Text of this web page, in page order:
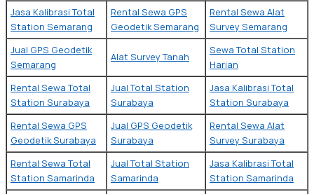
Jasa Kalibrasi Total
Station Semarang
Rental Sewa GPS
Geodetik Semarang
Rental Sewa Alat
Survey Semarang
Jual GPS Geodetik
Semarang
Alat Survey Tanah
Sewa Total Station
Harian
Rental Sewa Total
Station Surabaya
Jual Total Station
Surabaya
Jasa Kalibrasi Total
Station Surabaya
Rental Sewa GPS
Geodetik Surabaya
Jual GPS Geodetik
Surabaya
Rental Sewa Alat
Survey Surabaya
Rental Sewa Total
Station Samarinda
Jual Total Station
Samarinda
Jasa Kalibrasi Total
Station Samarinda